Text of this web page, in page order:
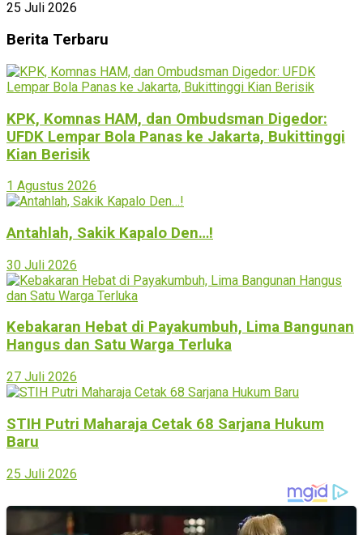
25 Juli 2026
Berita Terbaru
KPK, Komnas HAM, dan Ombudsman Digedor:
UFDK Lempar Bola Panas ke Jakarta, Bukittinggi
Kian Berisik
1 Agustus 2026
Antahlah, Sakik Kapalo Den…!
30 Juli 2026
Kebakaran Hebat di Payakumbuh, Lima Bangunan
Hangus dan Satu Warga Terluka
27 Juli 2026
STIH Putri Maharaja Cetak 68 Sarjana Hukum
Baru
25 Juli 2026